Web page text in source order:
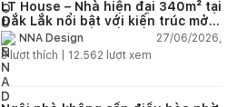
LT House – Nhà hiện đại 340m² tại
Đắk Lắk nổi bật với kiến trúc mở
và hệ sân vườn kết nối thiên
nhiên
NNA Design
27/06/2026,
3lượt thích | 12.562 lượt xem